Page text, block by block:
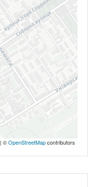
| ©OpenStreetMapcontributors